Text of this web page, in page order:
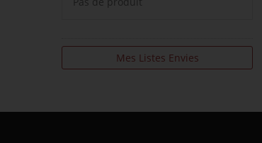
Mes Listes Envies